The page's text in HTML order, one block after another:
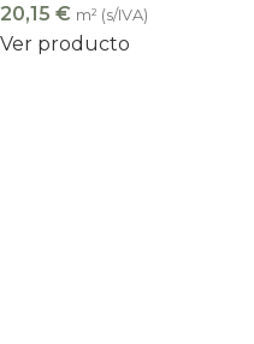
20,15 € m² (s/IVA)
Ver producto